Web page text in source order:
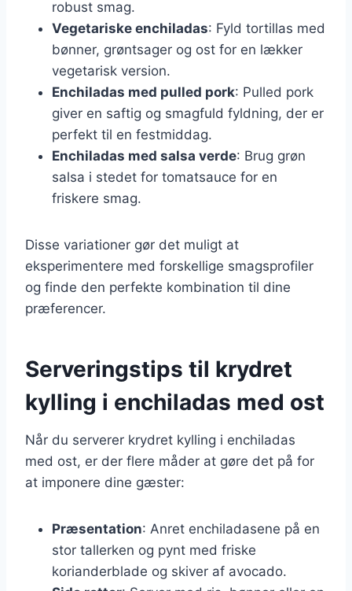
robust smag.
Vegetariske enchiladas: Fyld tortillas med
bønner, grøntsager og ost for en lækker
vegetarisk version.
Enchiladas med pulled pork: Pulled pork
giver en saftig og smagfuld fyldning, der er
perfekt til en festmiddag.
Enchiladas med salsa verde: Brug grøn
salsa i stedet for tomatsauce for en
friskere smag.
Disse variationer gør det muligt at
eksperimentere med forskellige smagsprofiler
og finde den perfekte kombination til dine
præferencer.
Serveringstips til krydret
kylling i enchiladas med ost
Når du serverer krydret kylling i enchiladas
med ost, er der flere måder at gøre det på for
at imponere dine gæster:
Præsentation: Anret enchiladasene på en
stor tallerken og pynt med friske
korianderblade og skiver af avocado.